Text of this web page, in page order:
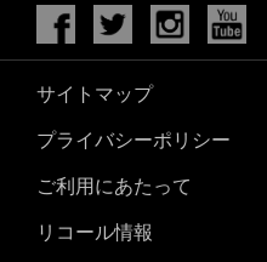
サイトマップ
プライバシーポリシー
ご利用にあたって
リコール情報